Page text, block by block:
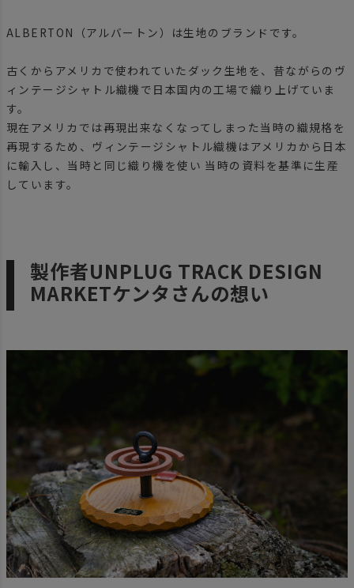
ALBERTON（アルバートン）は生地のブランドです。
古くからアメリカで使われていたダック生地を、昔ながらのヴ
ィンテージシャトル織機で日本国内の工場で織り上げていま
す。
現在アメリカでは再現出来なくなってしまった当時の織規格を
再現するため、ヴィンテージシャトル織機はアメリカから日本
に輸入し、当時と同じ織り機を使い 当時の資料を基準に生産
しています。
製作者UNPLUG TRACK DESIGN
MARKETケンタさんの想い